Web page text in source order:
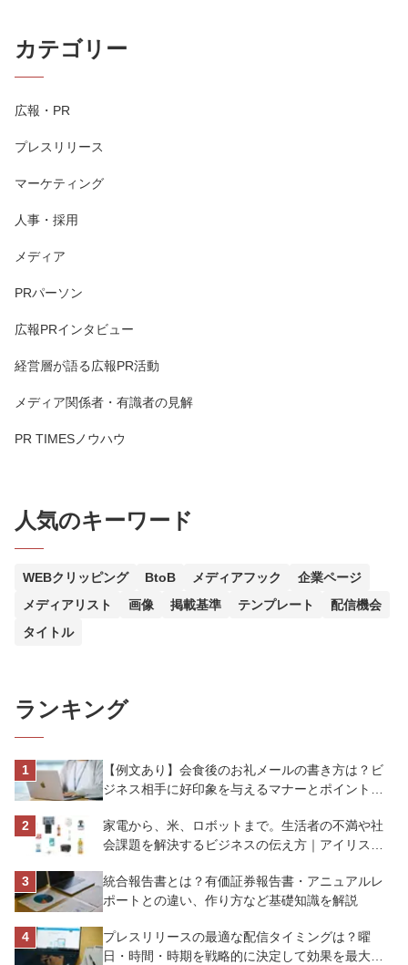
カテゴリー
広報・PR
プレスリリース
マーケティング
人事・採用
メディア
PRパーソン
広報PRインタビュー
経営層が語る広報PR活動
メディア関係者・有識者の見解
PR TIMESノウハウ
人気のキーワード
WEBクリッピング BtoB メディアフック
企業ページ
メディアリスト
画像 掲載基準 テンプレート
配信機会
タイトル
ランキング
【例文あり】会食後のお礼メールの書き方は？ビ
ジネス相手に好印象を与えるマナーとポイントを
家電から、米、ロボットまで。生活者の不満や社
会課題を解決するビジネスの伝え方｜アイリスオ
統合報告書とは？有価証券報告書・アニュアルレ
ポートとの違い、作り方など基礎知識を解説
プレスリリースの最適な配信タイミングは？曜
日・時間・時期を戦略的に決定して効果を最大化